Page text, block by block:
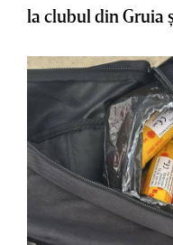
la clubul din Gruia